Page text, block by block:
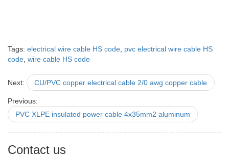
Tags: electrical wire cable HS code pvc electrical wire cable HS
code wire cable HS code
Next: CU/PVC copper electrical cable 2/0 awg copper cable
Previous:
PVC XLPE insulated power cable 4x35mm2 aluminum
Contact us